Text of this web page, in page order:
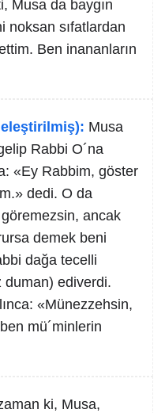
Musa da baygın
noksan sıfatlardan
Ben inananların
Musa
Rabbi O´na
«Ey Rabbim, göster
dedi. O da
ancak
demek beni
dağa tecelli
duman) ediverdi.
«Münezzehsin,
mü´minlerin
ki, Musa,